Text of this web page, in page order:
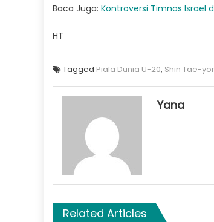
Baca Juga: Kontroversi Timnas Israel
HT
Tagged Piala Dunia U-20, Shin Tae-
Yana
Related Articles